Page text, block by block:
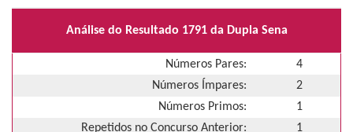
Análise do Resultado 1791 da Dupla Sena
Números Pares:
4
Números Ímpares:
2
Números Primos:
1
Repetidos no Concurso Anterior:
1